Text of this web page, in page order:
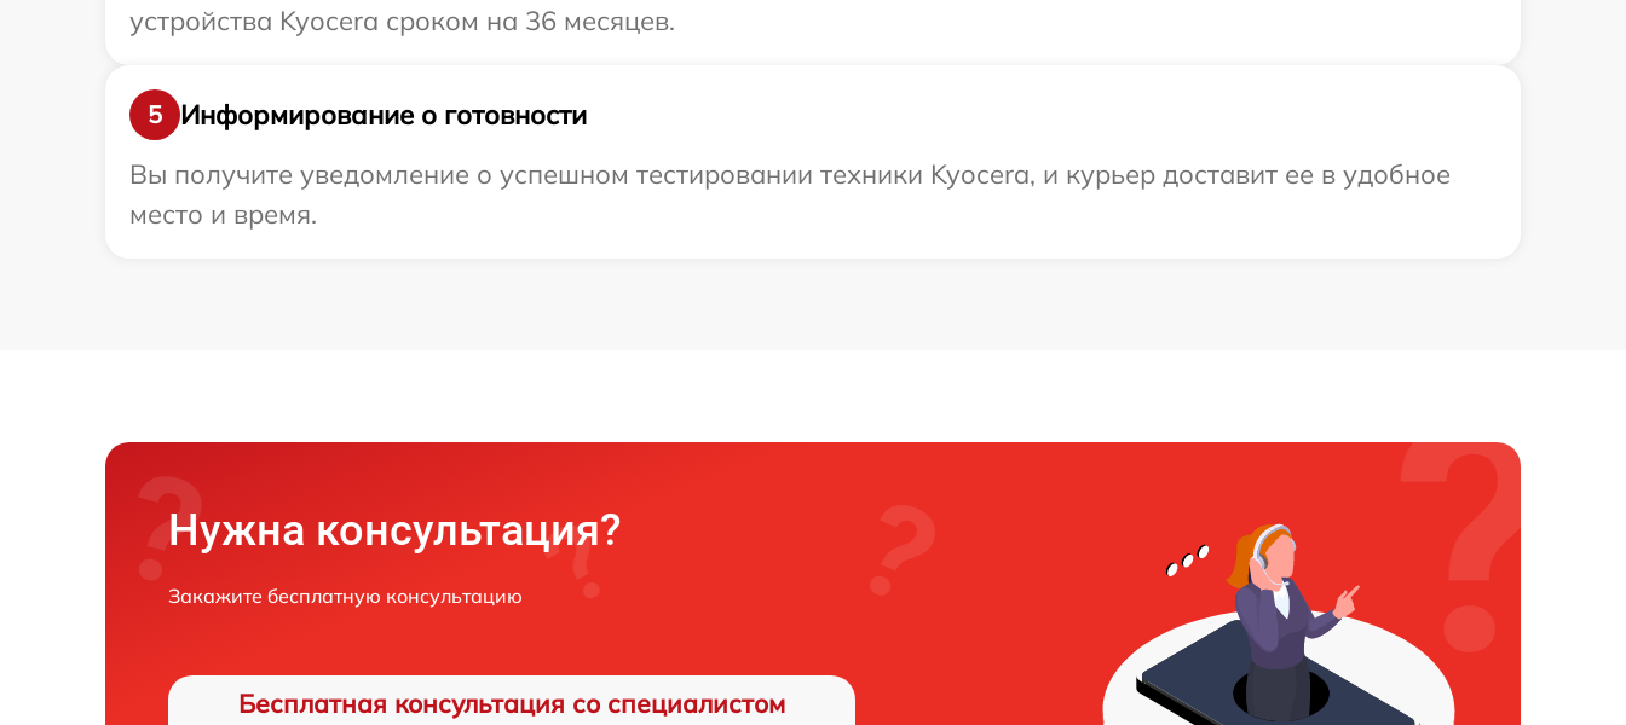
устройства Kyocera сроком на 36 месяцев.
5
Информирование о готовности
Вы получите уведомление о успешном тестировании техники Kyocera, и курьер доставит ее в удобное
место и время.
Нужна консультация?
Закажите бесплатную консультацию
Бесплатная консультация со специалистом